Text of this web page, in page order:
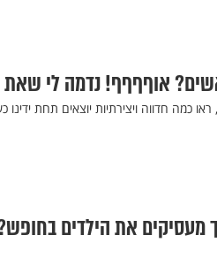
אוףףףף! נדמה לי
ראו כמה חדווה ויצירתיות יוצאים תחת
מעסיקים את הילדים